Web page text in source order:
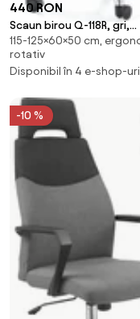
440 RON
Scaun birou Q-118R, gri,
stofa/plasa, 60x50x115-
115-125×60×50 cm,
rotativ
Disponibil în 4 e-shop-uri
-10 %